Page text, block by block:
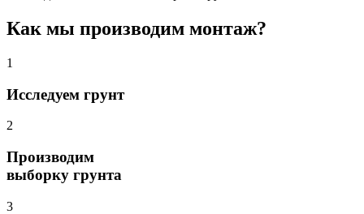
Как мы производим монтаж?
1
Исследуем грунт
2
Производим
выборку грунта
3